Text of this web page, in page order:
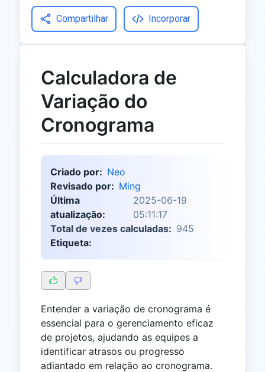
Compartilhar Incorporar
Calculadora de
Variação do
Cronograma
Criado por: Neo
Revisado por: Ming
Última
atualização:
2025-06-19
05:11:17
Total de vezes calculadas: 945
Etiqueta:
Entender a variação de cronograma é
essencial para o gerenciamento eficaz
de projetos, ajudando as equipes a
identificar atrasos ou progresso
adiantado em relação ao cronograma.